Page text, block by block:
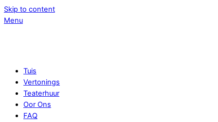
Skip to content
Menu
Tuis
Vertonings
Teaterhuur
Oor Ons
FAQ